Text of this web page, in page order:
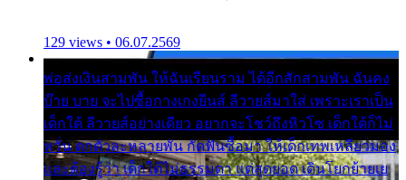
129 views • 06.07.2569
พ่อส่งเงินสามพัน ให้ฉันเรียนราม ได้อีกสักสามพัน ฉันคง
บ๊าย บาย จะไปซื้อกางเกงยีนส์ ลีวายส์มาใส่ เพราะเราเป็น
เด็กใต้ ลีวายส์อย่างเดียว อยากจะโชว์ถึงหิวโซ เด็กใต้ก็ไม่
หวั่น ตกตัวละหลายพัน กัดฟันซื้อมา ให้เด็กเทพเหลียวมอง
และต้องรู้ว่า เด็กใต้ไม่ธรรมดา แต่สุดยอด เดินโยกย้ายเย